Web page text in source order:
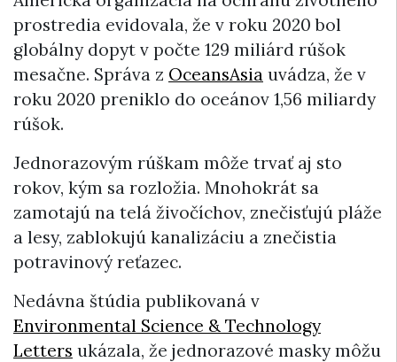
prostredia evidovala, že v roku 2020 bol
globálny dopyt v počte 129 miliárd rúšok
mesačne. Správa z OceansAsia uvádza, že v
roku 2020 preniklo do oceánov 1,56 miliardy
rúšok.
Jednorazovým rúškam môže trvať aj sto
rokov, kým sa rozložia. Mnohokrát sa
zamotajú na telá živočíchov, znečisťujú pláže
a lesy, zablokujú kanalizáciu a znečistia
potravinový reťazec.
Nedávna štúdia publikovaná v
Environmental Science & Technology
Letters ukázala, že jednorazové masky môžu